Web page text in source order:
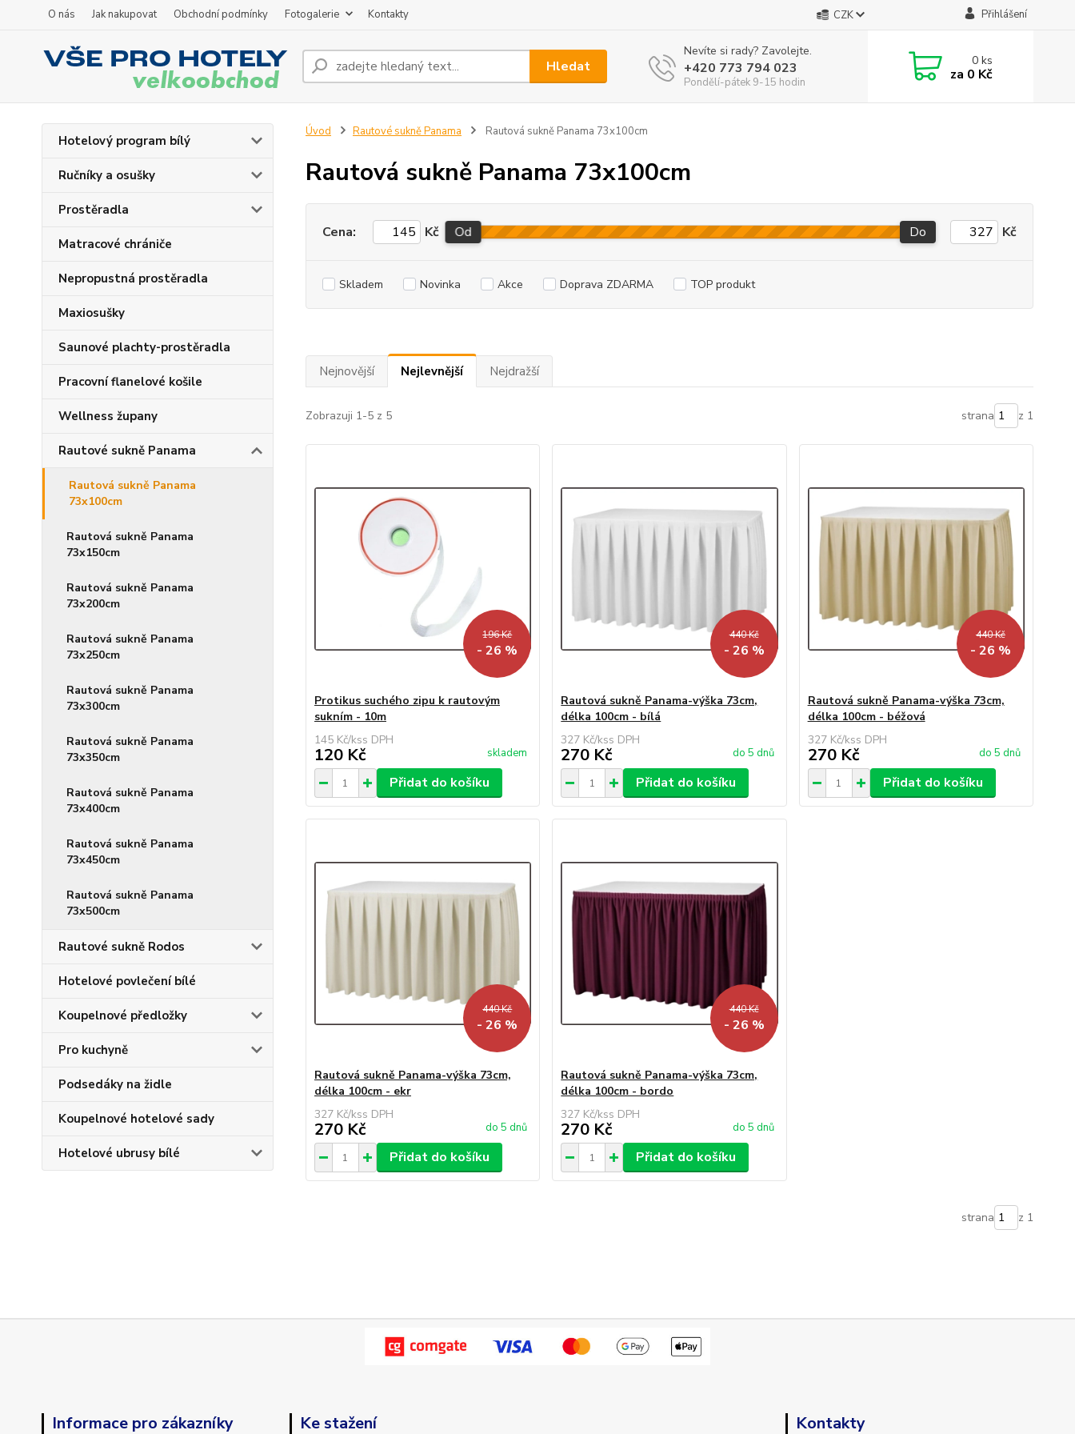
O nás Jak nakupovat Obchodní podmínky Fotogalerie Kontakty CZK Přihlášení
Hledat
Nevíte si rady? Zavolejte.
+420 773 794 023
Pondělí-pátek 9-15 hodin
0ks
za 0 Kč
Hotelový program bílý
Ručníky a osušky
Prostěradla
Matracové chrániče
Nepropustná prostěradla
Maxiosušky
Saunové plachty-prostěradla
Pracovní flanelové košile
Wellness župany
Rautové sukně Panama
Rautová sukně Panama
73x100cm
Rautová sukně Panama
73x150cm
Rautová sukně Panama
73x200cm
Rautová sukně Panama
73x250cm
Rautová sukně Panama
73x300cm
Rautová sukně Panama
73x350cm
Rautová sukně Panama
73x400cm
Rautová sukně Panama
73x450cm
Rautová sukně Panama
73x500cm
Rautové sukně Rodos
Hotelové povlečení bílé
Koupelnové předložky
Pro kuchyně
Podsedáky na židle
Koupelnové hotelové sady
Hotelové ubrusy bílé
Úvod Rautové sukně Panama Rautová sukně Panama 73x100cm
Rautová sukně Panama 73x100cm
Cena: Kč Od Do Kč
Skladem Novinka Akce Doprava ZDARMA TOP produkt
Nejnovější Nejlevnější Nejdražší
Zobrazuji 1-5 z 5 strana z 1
196 Kč
- 26 %
Protikus suchého zipu k rautovým
sukním - 10m
145 Kč/ks
120 Kč skladem
Přidat do košíku
440 Kč
- 26 %
Rautová sukně Panama-výška 73cm,
délka 100cm - bílá
327 Kč/ks
270 Kč do 5 dnů
Přidat do košíku
440 Kč
- 26 %
Rautová sukně Panama-výška 73cm,
délka 100cm - béžová
327 Kč/ks
270 Kč do 5 dnů
Přidat do košíku
440 Kč
- 26 %
Rautová sukně Panama-výška 73cm,
délka 100cm - ekr
327 Kč/ks
270 Kč do 5 dnů
Přidat do košíku
440 Kč
- 26 %
Rautová sukně Panama-výška 73cm,
délka 100cm - bordo
327 Kč/ks
270 Kč do 5 dnů
Přidat do košíku
strana z 1
Informace pro zákazníky Ke stažení Kontakty